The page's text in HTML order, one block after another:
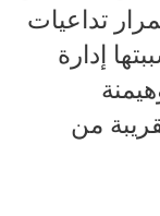
تداعيات
إدارة
من